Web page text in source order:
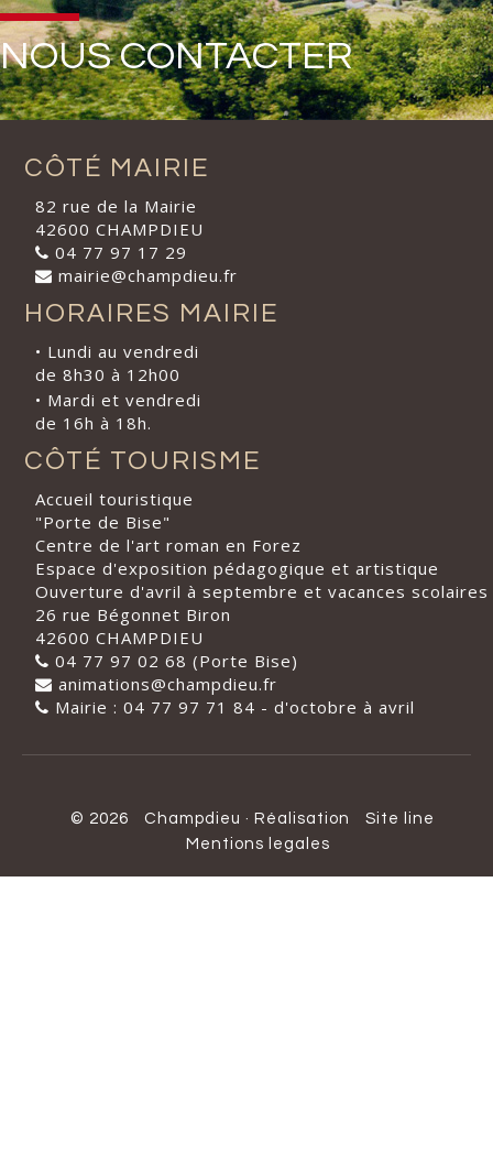
NOUS CONTACTER
CÔTÉ MAIRIE
82 rue de la Mairie
42600 CHAMPDIEU
04 77 97 17 29
mairie@champdieu.fr
HORAIRES MAIRIE
• Lundi au vendredi
de 8h30 à 12h00
• Mardi et vendredi
de 16h à 18h.
CÔTÉ TOURISME
Accueil touristique
"Porte de Bise"
Centre de l'art roman en Forez
Espace d'exposition pédagogique et artistique
Ouverture d'avril à septembre et vacances scolaires
26 rue Bégonnet Biron
42600 CHAMPDIEU
04 77 97 02 68 (Porte Bise)
animations@champdieu.fr
Mairie : 04 77 97 71 84 - d'octobre à avril
© 2026 Champdieu · Réalisation
Site line
Mentions legales